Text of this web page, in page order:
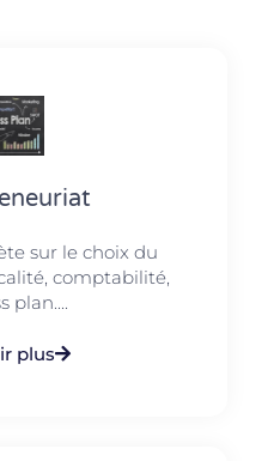
sur le choix du
comptabilité,
plan....
plus